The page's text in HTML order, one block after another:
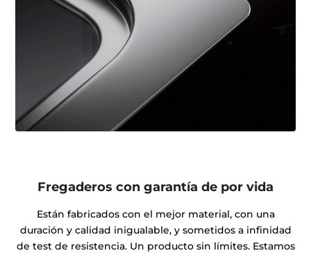
Fregaderos con garantía de por vida
Están fabricados con el mejor material, con una
duración y calidad inigualable, y sometidos a infinidad
de test de resistencia. Un producto sin límites. Estamos